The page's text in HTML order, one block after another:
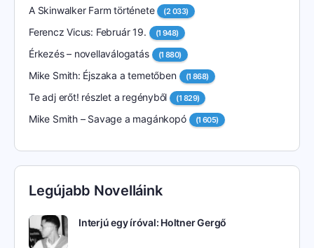
A Skinwalker Farm története (2 033)
Ferencz Vicus: Február 19. (1 948)
Érkezés – novellaválogatás (1 880)
Mike Smith: Éjszaka a temetőben (1 868)
Te adj erőt! részlet a regényből (1 829)
Mike Smith – Savage a magánkopó (1 605)
Legújabb Novelláink
Interjú egy íróval: Holtner Gergő